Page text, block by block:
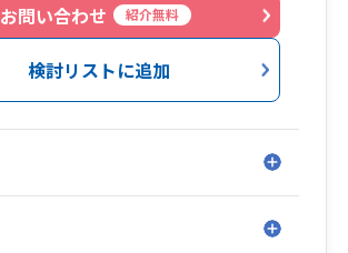
お問い合わせ
紹介無料
検討リストに追加